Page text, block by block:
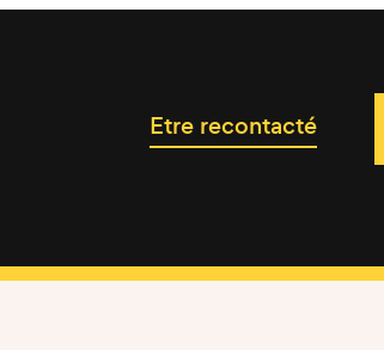
Etre recontacté